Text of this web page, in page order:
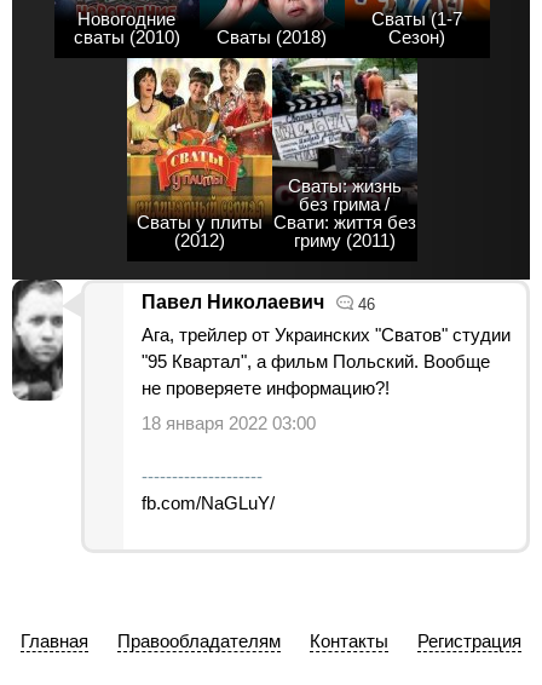
Новогодние
сваты (2010)
Сваты (2018)
Сваты (1-7
Сезон)
Сваты у плиты
(2012)
Сваты: жизнь
без грима /
Свати: життя без
гриму (2011)
Павел Николаевич 46
Ага, трейлер от Украинских "Сватов" студии
"95 Квартал", а фильм Польский. Вообще
не проверяете информацию?!
18 января 2022 03:00
--------------------
fb.com/NaGLuY/
Главная Правообладателям Контакты Регистрация